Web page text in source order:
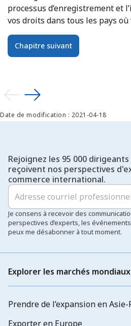
processus d’enregistrement et
vos droits dans tous les pays où
activités.
Chapitre suivant
Date de modification : 2021-04-18
Rejoignez les 95 000
reçoivent nos perspectives
commerce international.
Je consens à recevoir des
perspectives d’experts, les événements
peux me désabonner à tout moment.
Explorer les marchés mondiaux
Prendre de l’expansion en
Exporter en Europe